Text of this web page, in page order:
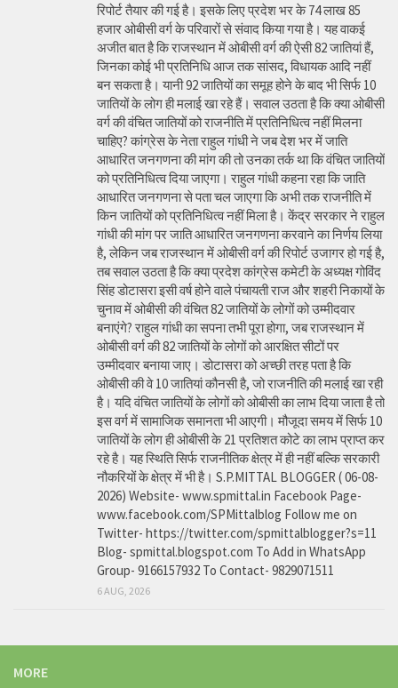
रिपोर्ट तैयार की गई है। इसके लिए प्रदेश भर के 74 लाख 85
हजार ओबीसी वर्ग के परिवारों से संवाद किया गया है। यह वाकई
अजीत बात है कि राजस्थान में ओबीसी वर्ग की ऐसी 82 जातियां हैं,
जिनका कोई भी प्रतिनिधि आज तक सांसद, विधायक आदि नहीं
बन सकता है। यानी 92 जातियों का समूह होने के बाद भी सिर्फ 10
जातियों के लोग ही मलाई खा रहे हैं। सवाल उठता है कि क्या ओबीसी
वर्ग की वंचित जातियों को राजनीति में प्रतिनिधित्व नहीं मिलना
चाहिए? कांग्रेस के नेता राहुल गांधी ने जब देश भर में जाति
आधारित जनगणना की मांग की तो उनका तर्क था कि वंचित जातियों
को प्रतिनिधित्व दिया जाएगा। राहुल गांधी कहना रहा कि जाति
आधारित जनगणना से पता चल जाएगा कि अभी तक राजनीति में
किन जातियों को प्रतिनिधित्व नहीं मिला है। केंद्र सरकार ने राहुल
गांधी की मांग पर जाति आधारित जनगणना करवाने का निर्णय लिया
है, लेकिन जब राजस्थान में ओबीसी वर्ग की रिपोर्ट उजागर हो गई है,
तब सवाल उठता है कि क्या प्रदेश कांग्रेस कमेटी के अध्यक्ष गोविंद
सिंह डोटासरा इसी वर्ष होने वाले पंचायती राज और शहरी निकायों के
चुनाव में ओबीसी की वंचित 82 जातियों के लोगों को उम्मीदवार
बनाएंगे? राहुल गांधी का सपना तभी पूरा होगा, जब राजस्थान में
ओबीसी वर्ग की 82 जातियों के लोगों को आरक्षित सीटों पर
उम्मीदवार बनाया जाए। डोटासरा को अच्छी तरह पता है कि
ओबीसी की वे 10 जातियां कौनसी है, जो राजनीति की मलाई खा रही
है। यदि वंचित जातियों के लोगों को ओबीसी का लाभ दिया जाता है तो
इस वर्ग में सामाजिक समानता भी आएगी। मौजूदा समय में सिर्फ 10
जातियों के लोग ही ओबीसी के 21 प्रतिशत कोटे का लाभ प्राप्त कर
रहे है। यह स्थिति सिर्फ राजनीतिक क्षेत्र में ही नहीं बल्कि सरकारी
नौकरियों के क्षेत्र में भी है। S.P.MITTAL BLOGGER ( 06-08-
2026) Website- www.spmittal.in Facebook Page-
www.facebook.com/SPMittalblog Follow me on
Twitter- https://twitter.com/spmittalblogger?s=11
Blog- spmittal.blogspot.com To Add in WhatsApp
Group- 9166157932 To Contact- 9829071511
6 AUG, 2026
MORE